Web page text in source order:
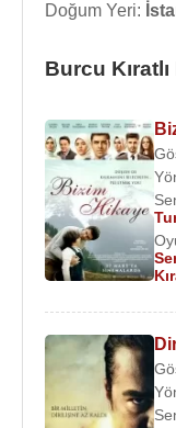
Doğum Yeri:
Burcu